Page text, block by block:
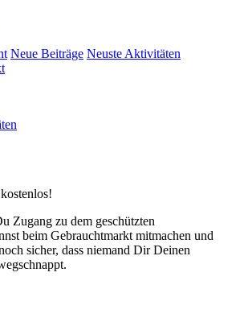
Neue Beiträge Neuste Aktivitäten
Zugang zu dem geschützten
beim Gebrauchtmarkt mitmachen und
sicher, dass niemand Dir Deinen